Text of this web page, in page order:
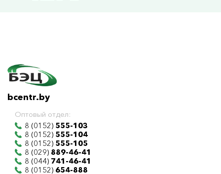
bcentr.by
Оптовый отдел:
8 (0152) 555-103
8 (0152) 555-104
8 (0152) 555-105
8 (029) 889-46-41
8 (044) 741-46-41
8 (0152) 654-888